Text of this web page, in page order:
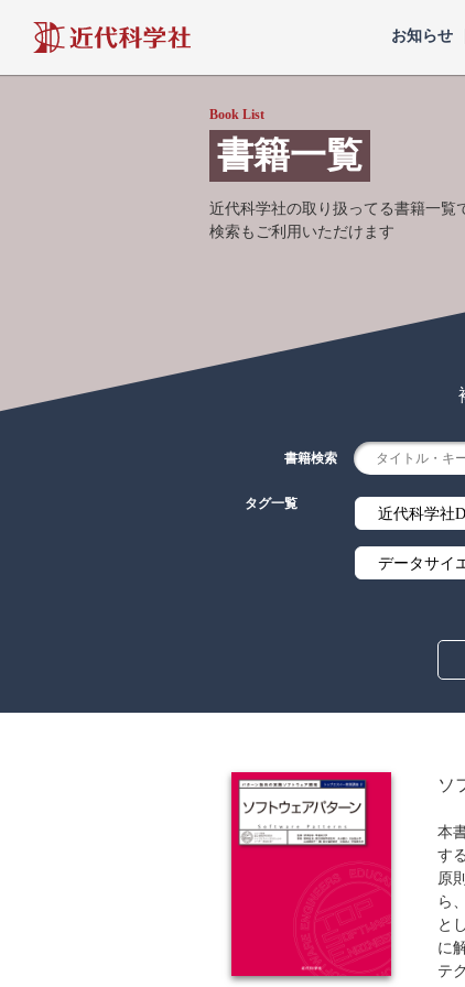
近代科学社
お知らせ
Book List
書籍一覧
近代科学社の取り扱ってる書籍一覧
検索もご利用いただけます
書籍検索
タグ一覧
近代科学社
データサイ
アルゴリズ
流通・物流
歴史・科学史
ウェブデザ
ソ
本
す
原
ら
と
に
テ